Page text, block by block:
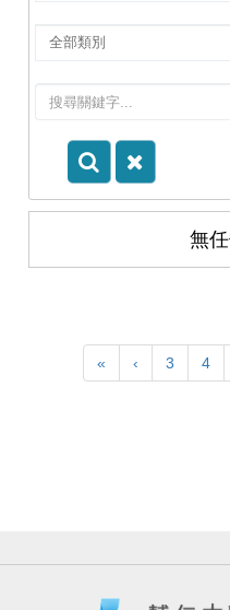
所/
所
選
別
無
« ‹ 3 4